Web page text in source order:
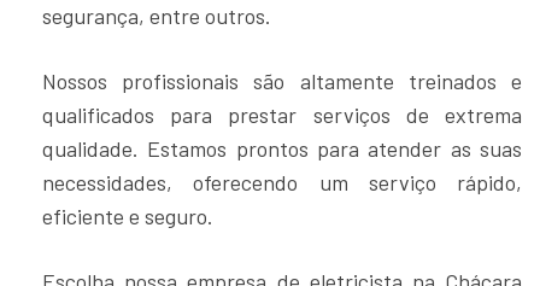
segurança, entre outros.
Nossos profissionais são altamente treinados e
qualificados para prestar serviços de extrema
qualidade. Estamos prontos para atender as suas
necessidades, oferecendo um serviço rápido,
eficiente e seguro.
Escolha nossa empresa de eletricista na Chácara